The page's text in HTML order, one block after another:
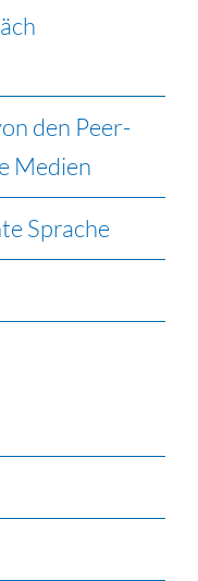
den Peer-
Medien
Sprache